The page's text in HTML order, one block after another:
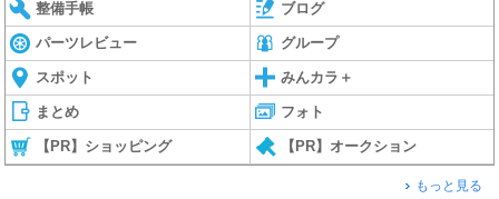
整備手帳 ブログ
パーツレビュー グループ
スポット みんカラ＋
まとめ フォト
【PR】ショッピング 【PR】オークション
もっと見る